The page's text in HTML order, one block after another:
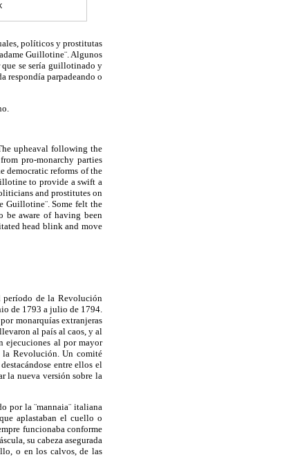
políticos y prostitutas
Guillotine¨. Algunos
se sería guillotinado y
respondía parpadeando o
upheaval following the
pro-monarchy parties
democratic reforms of the
to provide a swift a
and prostitutes on
Guillotine¨. Some felt the
aware of having been
head blink and move
período de la Revolución
de 1793 a julio de 1794.
monarquías extranjeras
al país al caos, y al
ejecuciones al por mayor
la Revolución. Un comité
entre ellos el
la nueva versión sobre la
por la¨mannaia¨ italiana
aplastaban el cuello o
funcionaba conforme
su cabeza asegurada
o en los calvos, de las